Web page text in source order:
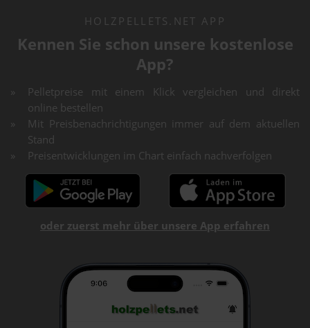
HOLZPELLETS.NET APP
Kennen Sie schon unsere kostenlose
App?
Pelletpreise mit einem Klick vergleichen und direkt
online bestellen
Mit Preisbenachrichtigungen immer auf dem aktuellen
Stand
Preisentwicklungen im Chart einfach nachverfolgen
oder zuerst mehr über unsere App erfahren